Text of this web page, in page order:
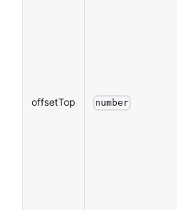
offsetTop number